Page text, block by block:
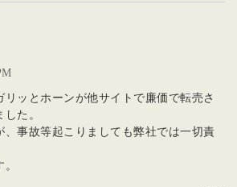
ッとホーンが他サイトで廉価で転売さ
た。
、事故等起こりましても弊社では一切責